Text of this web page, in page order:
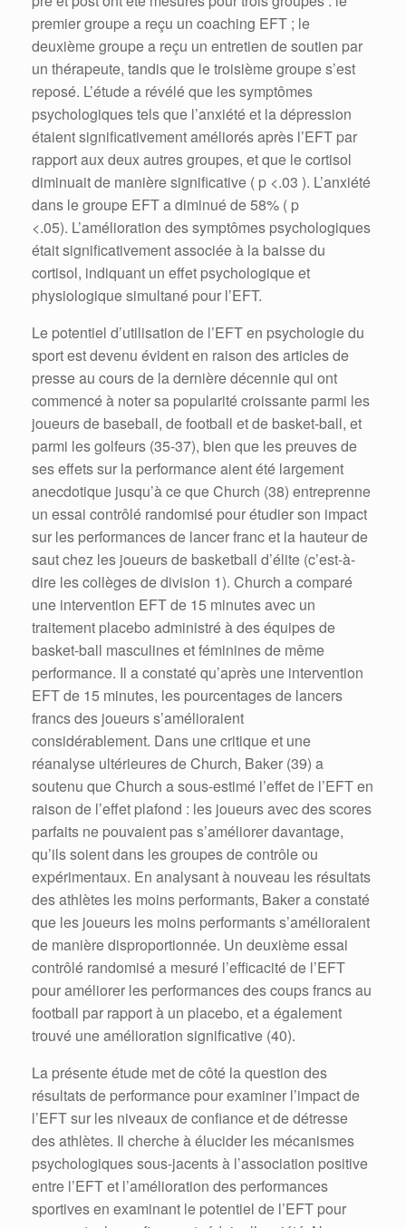
premier groupe a reçu un coaching EFT ; le
deuxième groupe a reçu un entretien de soutien par
un thérapeute, tandis que le troisième groupe s’est
reposé. L’étude a révélé que les symptômes
psychologiques tels que l’anxiété et la dépression
étaient significativement améliorés après l’EFT par
rapport aux deux autres groupes, et que le cortisol
diminuait de manière significative ( p <.03 ). L’anxiété
dans le groupe EFT a diminué de 58% ( p
<.05). L’amélioration des symptômes psychologiques
était significativement associée à la baisse du
cortisol, indiquant un effet psychologique et
physiologique simultané pour l’EFT.
Le potentiel d’utilisation de l’EFT en psychologie du
sport est devenu évident en raison des articles de
presse au cours de la dernière décennie qui ont
commencé à noter sa popularité croissante parmi les
joueurs de baseball, de football et de basket-ball, et
parmi les golfeurs (35-37), bien que les preuves de
ses effets sur la performance aient été largement
anecdotique jusqu’à ce que Church (38) entreprenne
un essai contrôlé randomisé pour étudier son impact
sur les performances de lancer franc et la hauteur de
saut chez les joueurs de basketball d’élite (c’est-à-
dire les collèges de division 1). Church a comparé
une intervention EFT de 15 minutes avec un
traitement placebo administré à des équipes de
basket-ball masculines et féminines de même
performance. Il a constaté qu’après une intervention
EFT de 15 minutes, les pourcentages de lancers
francs des joueurs s’amélioraient
considérablement. Dans une critique et une
réanalyse ultérieures de Church, Baker (39) a
soutenu que Church a sous-estimé l’effet de l’EFT en
raison de l’effet plafond : les joueurs avec des scores
parfaits ne pouvaient pas s’améliorer davantage,
qu’ils soient dans les groupes de contrôle ou
expérimentaux. En analysant à nouveau les résultats
des athlètes les moins performants, Baker a constaté
que les joueurs les moins performants s’amélioraient
de manière disproportionnée. Un deuxième essai
contrôlé randomisé a mesuré l’efficacité de l’EFT
pour améliorer les performances des coups francs au
football par rapport à un placebo, et a également
trouvé une amélioration significative (40).
La présente étude met de côté la question des
résultats de performance pour examiner l’impact de
l’EFT sur les niveaux de confiance et de détresse
des athlètes. Il cherche à élucider les mécanismes
psychologiques sous-jacents à l’association positive
entre l’EFT et l’amélioration des performances
sportives en examinant le potentiel de l’EFT pour